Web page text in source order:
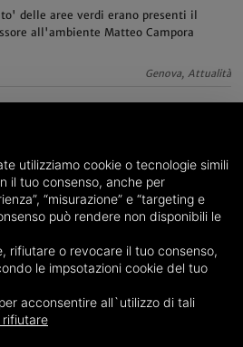
delle aree verdi erano presenti il
all'ambiente Matteo Campora
Genova, Attualità
utilizziamo cookie o tecnologie simili
il tuo consenso, anche per
“misurazione” e “targeting e
può rendere non disponibili le
rifiutare o revocare il tuo consenso,
le impsotazioni cookie del tuo
acconsentire all`utilizzo di tali
rifiutare